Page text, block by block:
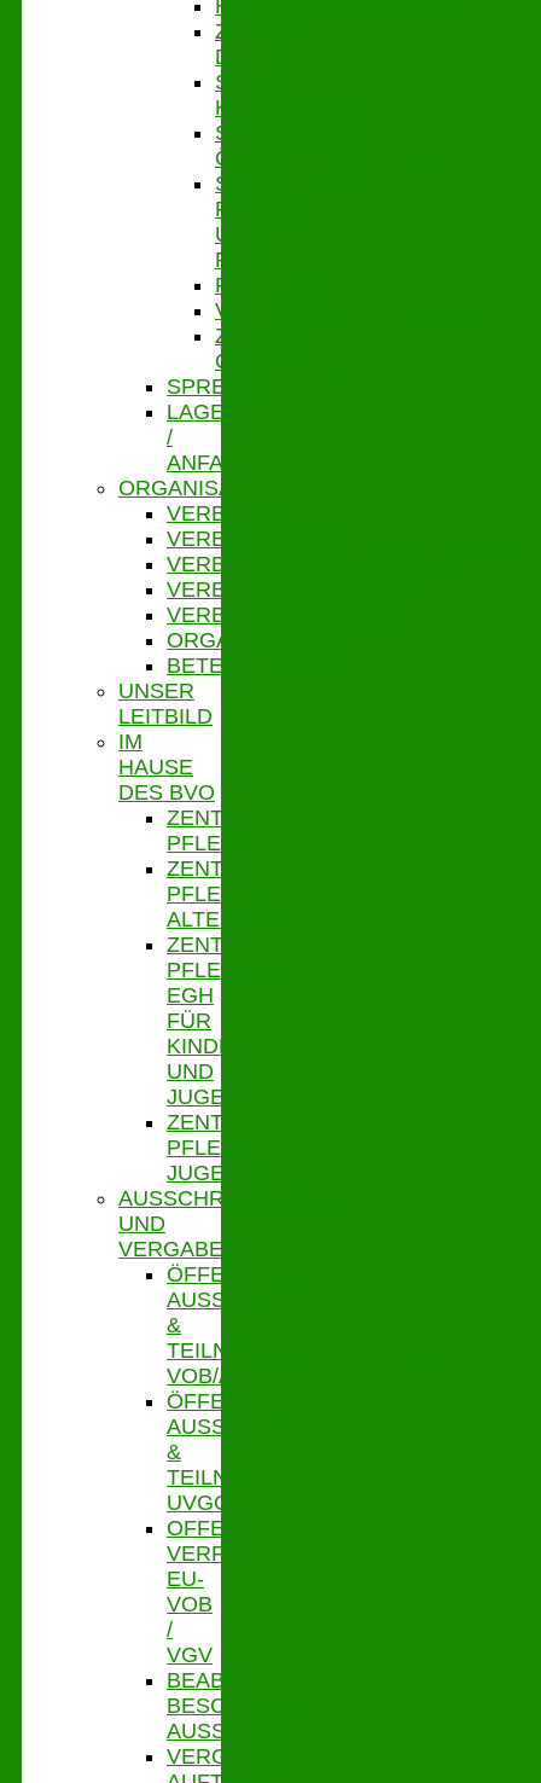
HYGIENEMANAGEMENT
ZENTRALE
DIENSTE
STABSSTELLE
KASSENAUFSICHT
STABSSTELLE
ÖFFENTLICHKEITSARBEIT
STABSSTELLE
FÖRDER-
UND
PROJEKTMANAGEMENT
PERSONAL
VERBANDSSTEUERUNG
ZENTRALES
QUALITÄTSMANAGEMENT
SPRECHZEITEN
LAGE
/
ANFAHRT
ORGANISATION
VERBANDSVORSITZ
VERBANDSGESCHÄFTSFÜHRUNG
VERBANDSVERSAMMLUNG
VERBANDSAUSSCHUSS
VERBANDSORDNUNG
ORGANIGRAMM
BETEILIGUNGEN
UNSER
LEITBILD
IM
HAUSE
DES BVO
ZENTRALE
PFLEGESATZSTELLE
ZENTRALE
PFLEGESATZSTELLE
ALTENHILFE
ZENTRALE
PFLEGESATZSTELLE
EGH
FÜR
KINDER
UND
JUGENDLICHE
ZENTRALE
PFLEGESATZSTELLE
JUGENDHILFE
AUSSCHREIBUNGEN
UND
VERGABE
ÖFFENTLICHE
AUSSCHR.
&
TEILNAHMEWETTBEWERBE
VOB/A
ÖFFENTLICHE
AUSSCHR.
&
TEILNAHMEWETTBEWERBE
UVGO
OFFENE
VERFAHREN
EU-
VOB
/
VGV
BEABSICHTIGTE
BESCHRÄNKTE
AUSSCHR.
VERGEBENE